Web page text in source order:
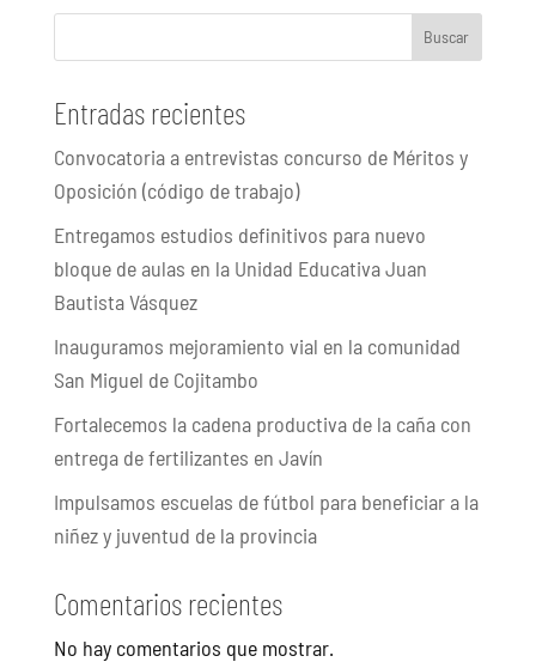
Buscar
Entradas recientes
Convocatoria a entrevistas concurso de Méritos y
Oposición (código de trabajo)
Entregamos estudios definitivos para nuevo
bloque de aulas en la Unidad Educativa Juan
Bautista Vásquez
Inauguramos mejoramiento vial en la comunidad
San Miguel de Cojitambo
Fortalecemos la cadena productiva de la caña con
entrega de fertilizantes en Javín
Impulsamos escuelas de fútbol para beneficiar a la
niñez y juventud de la provincia
Comentarios recientes
No hay comentarios que mostrar.